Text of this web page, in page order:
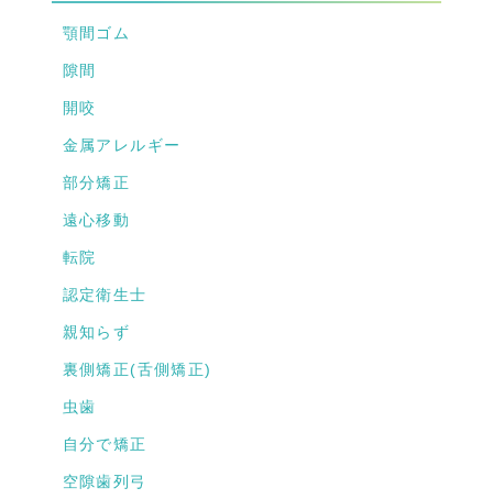
顎間ゴム
隙間
開咬
金属アレルギー
部分矯正
遠心移動
転院
認定衛生士
親知らず
裏側矯正(舌側矯正)
虫歯
自分で矯正
空隙歯列弓